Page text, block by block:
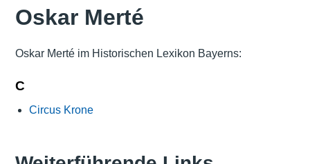
Oskar Merté
Oskar Merté im Historischen Lexikon Bayerns:
C
Circus Krone